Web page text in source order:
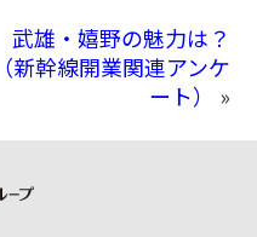
武雄・嬉野の魅力は？
（新幹線開業関連アンケ
ート）
»